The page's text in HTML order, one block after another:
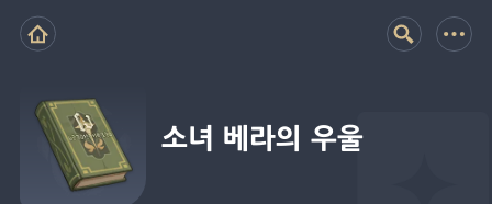
소녀 베라의 우울